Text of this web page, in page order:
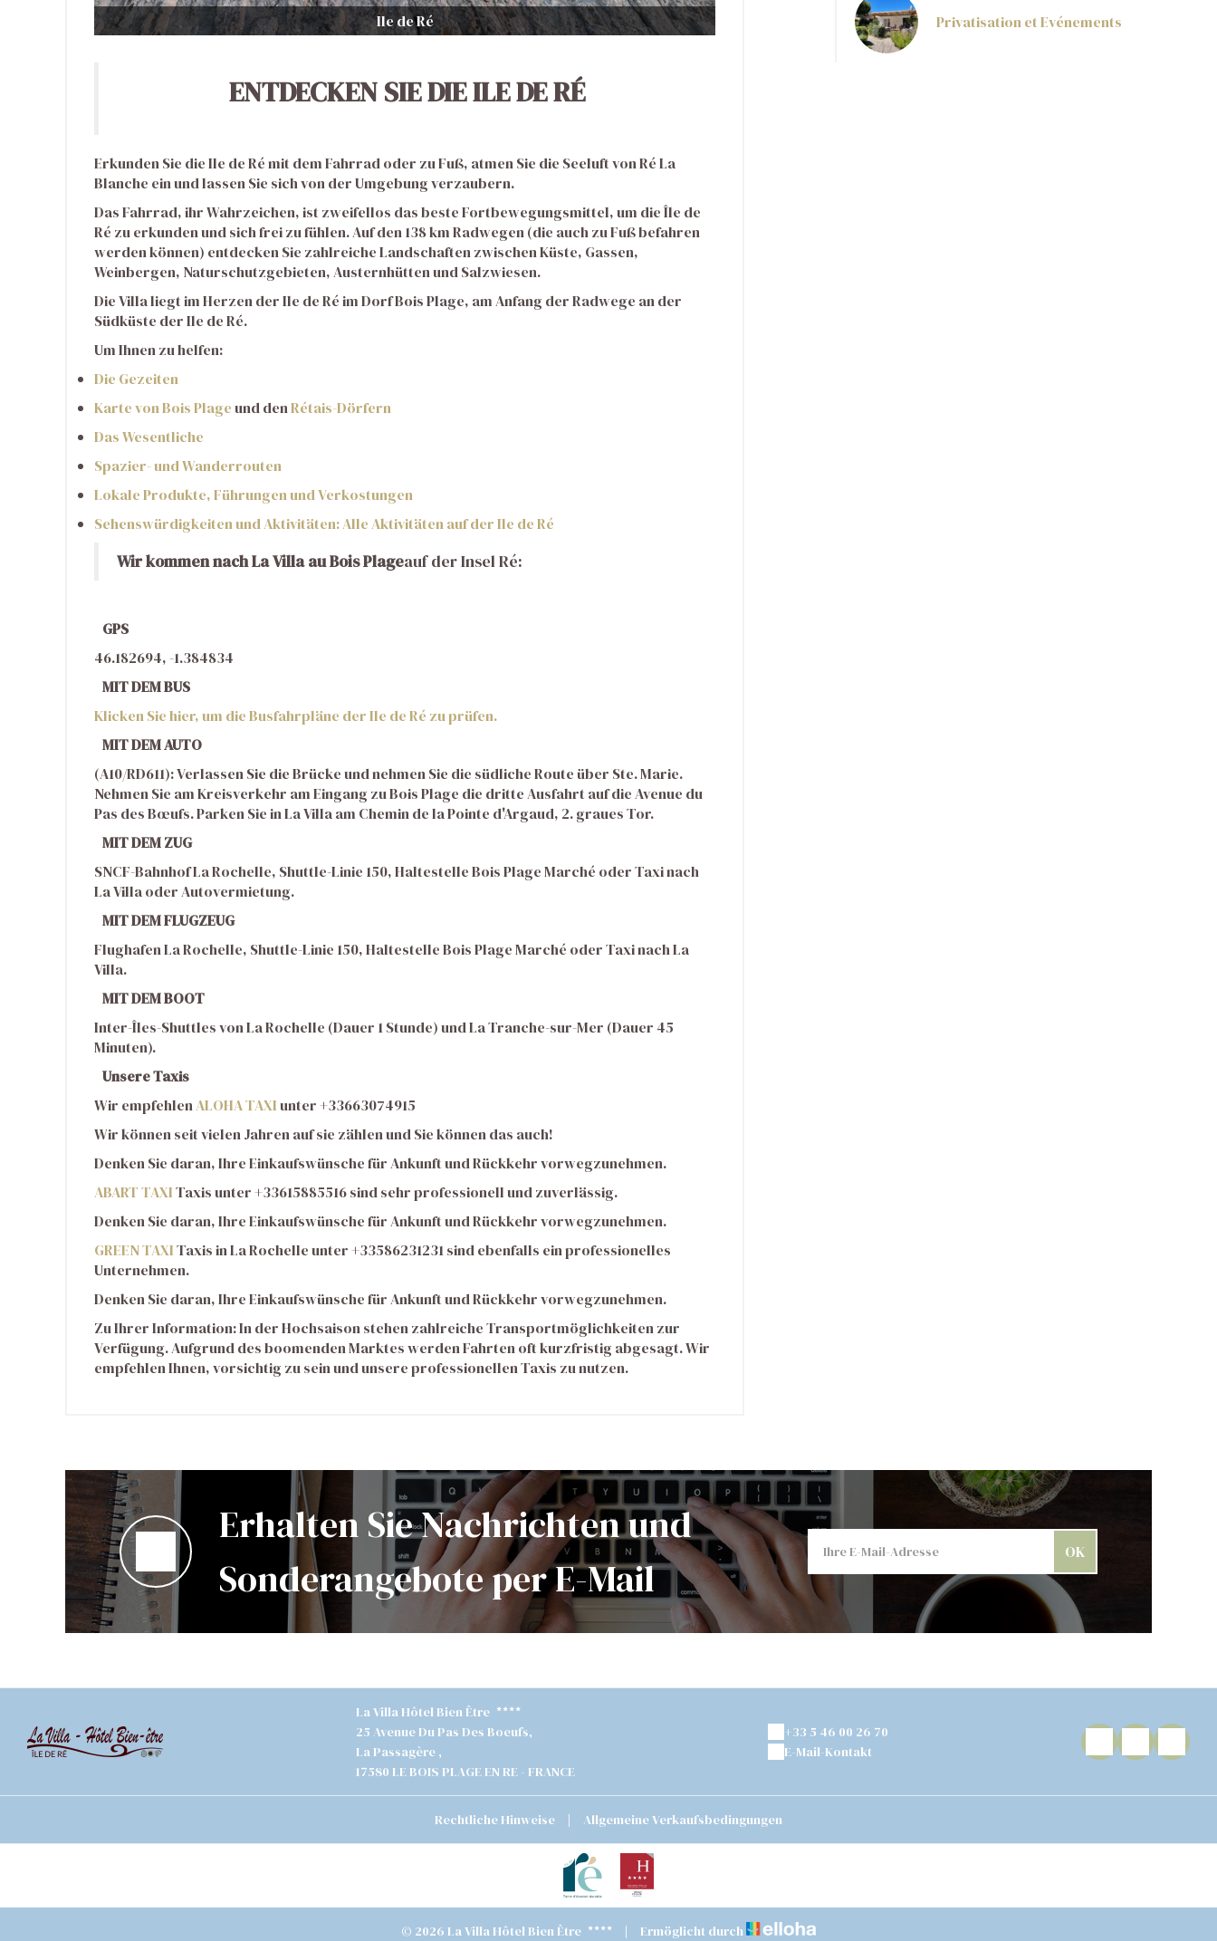
Ile de Ré
ENTDECKEN SIE DIE ILE DE RÉ
Erkunden Sie die Ile de Ré mit dem Fahrrad oder zu Fuß, atmen Sie die Seeluft von Ré La
Blanche ein und lassen Sie sich von der Umgebung verzaubern.
Das Fahrrad, ihr Wahrzeichen, ist zweifellos das beste Fortbewegungsmittel, um die Île de
Ré zu erkunden und sich frei zu fühlen. Auf den 138 km Radwegen (die auch zu Fuß befahren
werden können) entdecken Sie zahlreiche Landschaften zwischen Küste, Gassen,
Weinbergen, Naturschutzgebieten, Austernhütten und Salzwiesen.
Die Villa liegt im Herzen der Ile de Ré im Dorf Bois Plage, am Anfang der Radwege an der
Südküste der Ile de Ré.
Um Ihnen zu helfen:
Die Gezeiten
Karte von Bois Plageund denRétais-Dörfern
Das Wesentliche
Spazier- und Wanderrouten
Lokale Produkte, Führungen und Verkostungen
Sehenswürdigkeiten und Aktivitäten: Alle Aktivitäten auf der Ile de Ré
Wir kommen nach La Villa au Bois Plageauf der Insel Ré:
GPS
46.182694, -1.384834
MIT DEM BUS
Klicken Sie hier, um die Busfahrpläne der Ile de Ré zu prüfen.
MIT DEM AUTO
(A10/RD611): Verlassen Sie die Brücke und nehmen Sie die südliche Route über Ste. Marie.
Nehmen Sie am Kreisverkehr am Eingang zu Bois Plage die dritte Ausfahrt auf die Avenue du
Pas des Bœufs. Parken Sie in La Villa am Chemin de la Pointe d'Argaud, 2. graues Tor.
MIT DEM ZUG
SNCF-Bahnhof La Rochelle, Shuttle-Linie 150, Haltestelle Bois Plage Marché oder Taxi nach
La Villa oder Autovermietung.
MIT DEM FLUGZEUG
Flughafen La Rochelle, Shuttle-Linie 150, Haltestelle Bois Plage Marché oder Taxi nach La
Villa.
MIT DEM BOOT
Inter-Îles-Shuttles von La Rochelle (Dauer 1 Stunde) und La Tranche-sur-Mer (Dauer 45
Minuten).
Unsere Taxis
Wir empfehlenALOHA TAXIunter +33663074915
Wir können seit vielen Jahren auf sie zählen und Sie können das auch!
Denken Sie daran, Ihre Einkaufswünsche für Ankunft und Rückkehr vorwegzunehmen.
ABART TAXITaxis unter +33615885516 sind sehr professionell und zuverlässig.
Denken Sie daran, Ihre Einkaufswünsche für Ankunft und Rückkehr vorwegzunehmen.
GREEN TAXITaxis in La Rochelleunter +33586231231 sind ebenfalls ein professionelles
Unternehmen.
Denken Sie daran, Ihre Einkaufswünsche für Ankunft und Rückkehr vorwegzunehmen.
Zu Ihrer Information: In der Hochsaison stehen zahlreiche Transportmöglichkeiten zur
Verfügung. Aufgrund des boomenden Marktes werden Fahrten oft kurzfristig abgesagt. Wir
empfehlen Ihnen, vorsichtig zu sein und unsere professionellen Taxis zu nutzen.
Privatisation et Evénements
Erhalten Sie Nachrichten und
Sonderangebote per E-Mail
OK
La Villa Hôtel Bien Être
25 Avenue Du Pas Des Boeufs,
La Passagère ,
17580 LE BOIS PLAGE EN RE - FRANCE
+33 5 46 00 26 70
E-Mail-Kontakt
Rechtliche Hinweise | Allgemeine Verkaufsbedingungen
© 2026 La Villa Hôtel Bien Être | Ermöglicht durch